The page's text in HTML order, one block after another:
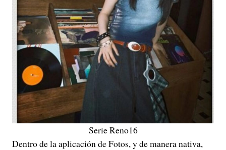
Serie Reno16
Dentro de la aplicación de Fotos, y de manera nativa,